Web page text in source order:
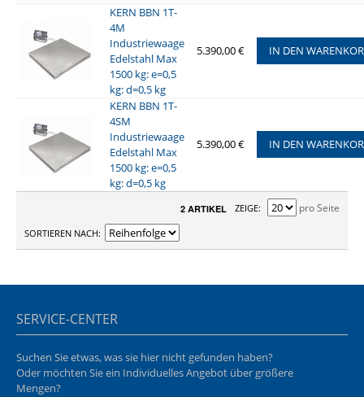
KERN BBN 1T-
4M
Industriewaage
Edelstahl Max
1500 kg: e=0,5
kg: d=0,5 kg
5.390,00 € IN DEN
KERN BBN 1T-
4SM
Industriewaage
Edelstahl Max
1500 kg: e=0,5
kg: d=0,5 kg
5.390,00 € IN DEN
2 ARTIKEL ZEIGE pro Seite
SORTIEREN NACH
SERVICE-CENTER
Suchen Sie etwas, was sie hier nicht gefunden haben?
Oder möchten Sie ein Individuelles Angebot über größere
Mengen?